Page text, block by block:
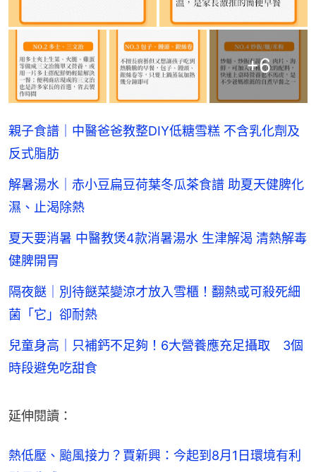
+6
親子食譜｜中醫爸爸教整DIY低糖雪糕 不含乳化劑及
反式脂肪
解暑湯水｜赤小豆扁豆荷葉冬瓜茶食譜 助夏天健脾化
濕、止渴除熱
夏天要消暑 中醫教煲4款消暑湯水 生津解渴 清熱解毒
健脾開胃
隔夜餸｜別待餸菜變涼才放入雪櫃！翻熱或可殺死細
菌「它」卻耐熱
兒童身高｜只補鈣不足夠！6大營養應充足攝取 3個
時段避免吃甜食
延伸閱讀：
熱低壓、颱風接力？賈新興：今起到8月1日環境有利